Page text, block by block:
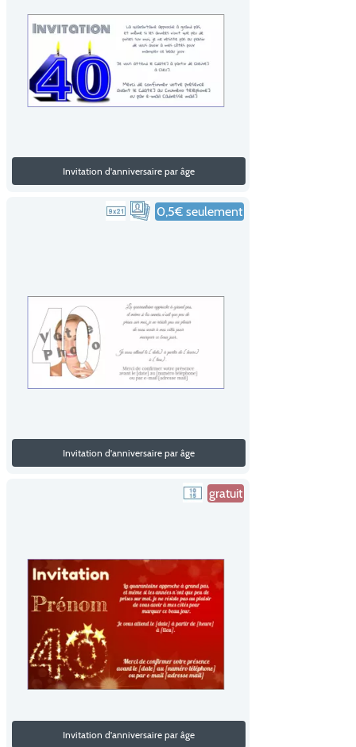
Invitation d'anniversaire par âge
0,5€ seulement
Invitation d'anniversaire par âge
gratuit
Invitation d'anniversaire par âge